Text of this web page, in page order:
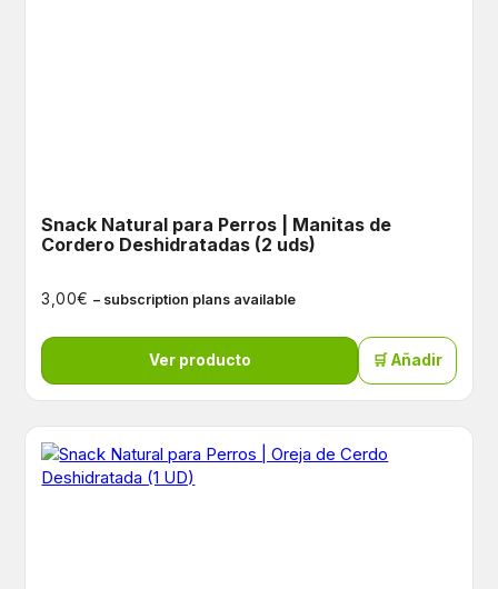
Snack Natural para Perros | Manitas de
Cordero Deshidratadas (2 uds)
3,00€ – subscription plans available
Ver producto 🛒 Añadir